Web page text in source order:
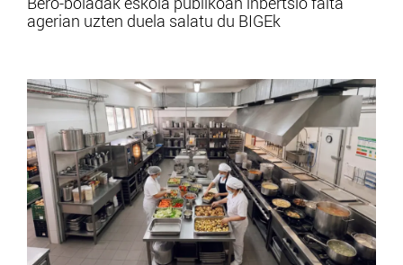
agerian uzten duela salatu du BIGEk